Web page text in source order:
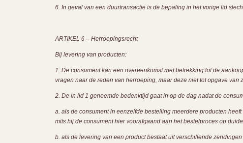
6. In geval van een duurtransactie is de bepaling in het vorige lid
ARTIKEL 6 – Herroepingsrecht
Bij levering van producten:
1. De consument kan een overeenkomst met betrekking tot de
vragen naar de reden van herroeping, maar deze niet tot opgave van
2. De in lid 1 genoemde bedenktijd gaat in op de dag nadat de
a. als de consument in eenzelfde bestelling meerdere producten
mits hij de consument hier voorafgaand aan het bestelproces op
b. als de levering van een product bestaat uit verschillende